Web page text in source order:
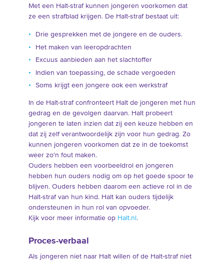
Met een Halt-straf kunnen jongeren voorkomen dat
ze een strafblad krijgen. De Halt-straf bestaat uit:
Drie gesprekken met de jongere en de ouders.
Het maken van leeropdrachten
Excuus aanbieden aan het slachtoffer
Indien van toepassing, de schade vergoeden
Soms krijgt een jongere ook een werkstraf
In de Halt-straf confronteert Halt de jongeren met hun
gedrag en de gevolgen daarvan. Halt probeert
jongeren te laten inzien dat zij een keuze hebben en
dat zij zelf verantwoordelijk zijn voor hun gedrag. Zo
kunnen jongeren voorkomen dat ze in de toekomst
weer zo'n fout maken.
Ouders hebben een voorbeeldrol en jongeren
hebben hun ouders nodig om op het goede spoor te
blijven. Ouders hebben daarom een actieve rol in de
Halt-straf van hun kind. Halt kan ouders tijdelijk
ondersteunen in hun rol van opvoeder.
Kijk voor meer informatie op Halt.nl .
Proces-verbaal
Als jongeren niet naar Halt willen of de Halt-straf niet